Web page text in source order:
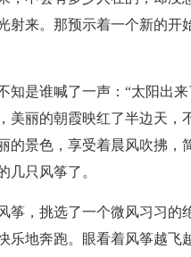
射来。那预示着一个新的
知是谁喊了一声：“太阳出
美丽的朝霞映红了半边天
的景色，享受着晨风吹拂，
几只风筝了。
筝，挑选了一个微风习习的
乐地奔跑。眼看着风筝越飞